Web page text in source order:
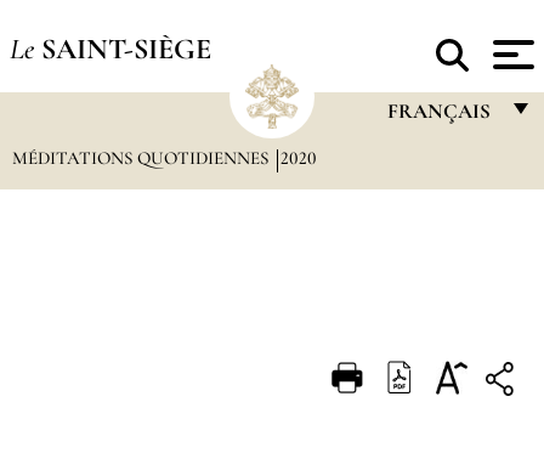
Le SAINT-SIÈGE
FRANÇAIS
DEUTSCH
MÉDITATIONS QUOTIDIENNES 2020